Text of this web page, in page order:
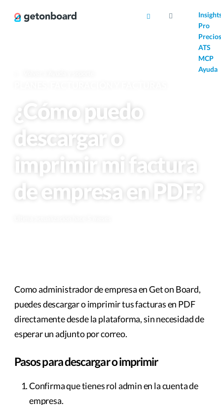
Pro
Precios
ATS
MCP
Ayuda
¿Cómo puedo
descargar o
imprimir mi factura
de empresa en PDF?
Como administrador de empresa en Get on Board,
puedes descargar o imprimir tus facturas en PDF
directamente desde la plataforma, sin necesidad de
esperar un adjunto por correo.
Pasos para descargar o imprimir
Confirma que tienes rol admin en la cuenta de
empresa.